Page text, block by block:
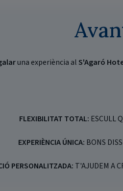
una experiència al S'Agaró
FLEXIBILITAT TOTAL: ESCULL
EXPERIÈNCIA ÚNICA: BONS
PERSONALITZADA: T'AJUDEM A